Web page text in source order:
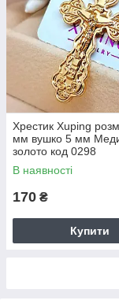
Хрестик Xuping
мм вушко 5 мм
золото код 0298
В наявності
170 ₴
Купити